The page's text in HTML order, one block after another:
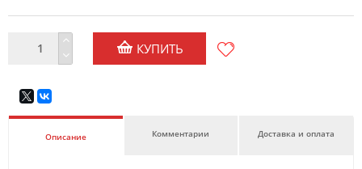
КУПИТЬ
Описание Комментарии Доставка и оплата